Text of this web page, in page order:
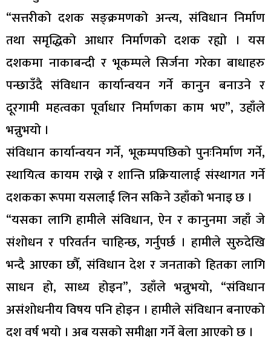
“सत्तरीको दशक सङ्क्रमणको अन्त्य, संविधान निर्माण
तथा समृद्धिको आधार निर्माणको दशक रह्यो । यस
दशकमा नाकाबन्दी र भूकम्पले सिर्जना गरेका बाधाहरु
पन्छाउँदै संविधान कार्यान्वयन गर्ने कानुन बनाउने र
दूरगामी महत्वका पूर्वाधार निर्माणका काम भए”, उहाँले
भन्नुभयो ।
संविधान कार्यान्वयन गर्ने, भूकम्पपछिको पुनःनिर्माण गर्ने,
स्थायित्व कायम राख्ने र शान्ति प्रक्रियालाई संस्थागत गर्ने
दशकका रूपमा यसलाई लिन सकिने उहाँको भनाइ छ ।
“यसका लागि हामीले संविधान, ऐन र कानुनमा जहाँ जे
संशोधन र परिवर्तन चाहिन्छ, गर्नुपर्छ । हामीले सुरुदेखि
भन्दै आएका छौँ, संविधान देश र जनताको हितका लागि
साधन हो, साध्य होइन”, उहाँले भन्नुभयो, “संविधान
असंशोधनीय विषय पनि होइन । हामीले संविधान बनाएको
दश वर्ष भयो । अब यसको समीक्षा गर्ने बेला आएको छ ।